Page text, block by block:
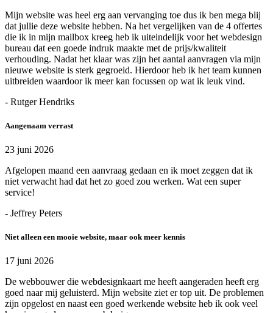
Mijn website was heel erg aan vervanging toe dus ik ben mega blij
dat jullie deze website hebben. Na het vergelijken van de 4 offertes
die ik in mijn mailbox kreeg heb ik uiteindelijk voor het webdesign
bureau dat een goede indruk maakte met de prijs/kwaliteit
verhouding. Nadat het klaar was zijn het aantal aanvragen via mijn
nieuwe website is sterk gegroeid. Hierdoor heb ik het team kunnen
uitbreiden waardoor ik meer kan focussen op wat ik leuk vind.
- Rutger Hendriks
Aangenaam verrast
23 juni 2026
Afgelopen maand een aanvraag gedaan en ik moet zeggen dat ik
niet verwacht had dat het zo goed zou werken. Wat een super
service!
- Jeffrey Peters
Niet alleen een mooie website, maar ook meer kennis
17 juni 2026
De webbouwer die webdesignkaart me heeft aangeraden heeft erg
goed naar mij geluisterd. Mijn website ziet er top uit. De problemen
zijn opgelost en naast een goed werkende website heb ik ook veel